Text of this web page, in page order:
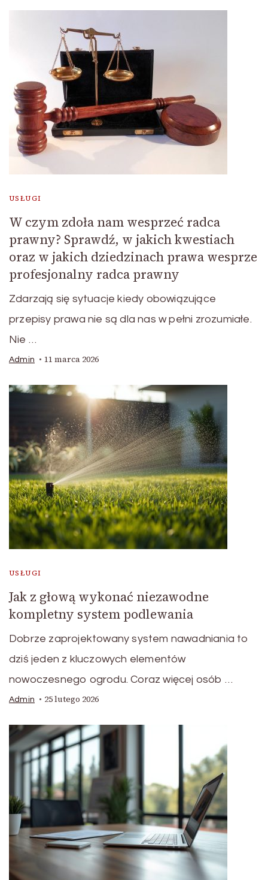
USŁUGI
W czym zdoła nam wesprzeć radca
prawny? Sprawdź, w jakich kwestiach
oraz w jakich dziedzinach prawa wesprze
profesjonalny radca prawny
Zdarzają się sytuacje kiedy obowiązujące
przepisy prawa nie są dla nas w pełni zrozumiałe.
Nie …
Admin 11 marca 2026
USŁUGI
Jak z głową wykonać niezawodne
kompletny system podlewania
Dobrze zaprojektowany system nawadniania to
dziś jeden z kluczowych elementów
nowoczesnego ogrodu. Coraz więcej osób …
Admin 25 lutego 2026